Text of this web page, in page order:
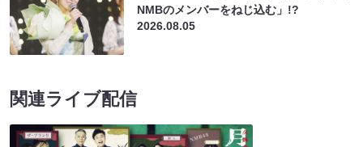
NMBのメンバーをねじ込む」!?
2026.08.05
関連ライブ配信